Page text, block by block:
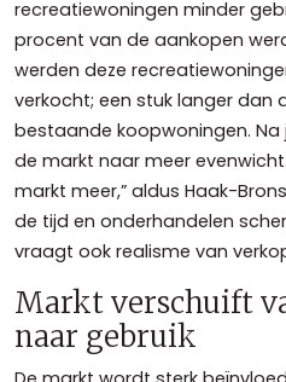
recreatiewoningen minder
procent van de aankopen
werden deze
verkocht; een stuk langer dan
bestaande koopwoningen.
de markt naar meer
markt meer,” aldus Haak-
de tijd en onderhandelen
vraagt ook realisme van
Markt verschuift
naar gebruik